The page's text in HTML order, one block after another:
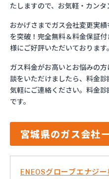
たしますので、お気軽・カンタ
おかげさまでガス会社変更実
を突破！完全無料＆料金保証
様にご好評いただいております。
ガス料金がお高いとお悩みの
談をいただけましたら、料金
気軽にご連絡ください。料金
です。
宮城県のガス会社
ENEOSグローブエナ